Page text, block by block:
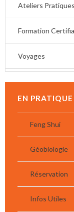
Ateliers Pratiques
Formation
Voyages
EN PRATIQUE
Feng Shui
Géobiologie
Réservation
Infos Utiles